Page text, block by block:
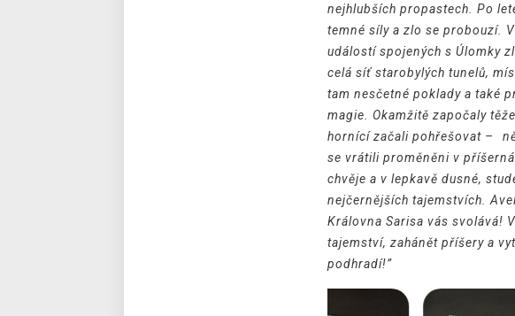
nejhlubších propastech. Po
temné síly a zlo se probouzí.
událostí spojených s Úlomky
celá síť starobylých tunelů,
tam nesčetné poklady a také
magie. Okamžitě započaly
hornící začali pohřešovat –⁠⁠⁠⁠⁠⁠
se vrátili proměněni v
chvěje a v lepkavě dusné,
nejčernějších tajemstvích.
Královna Sarisa vás svolává!
tajemství, zahánět příšery a
podhradí!”